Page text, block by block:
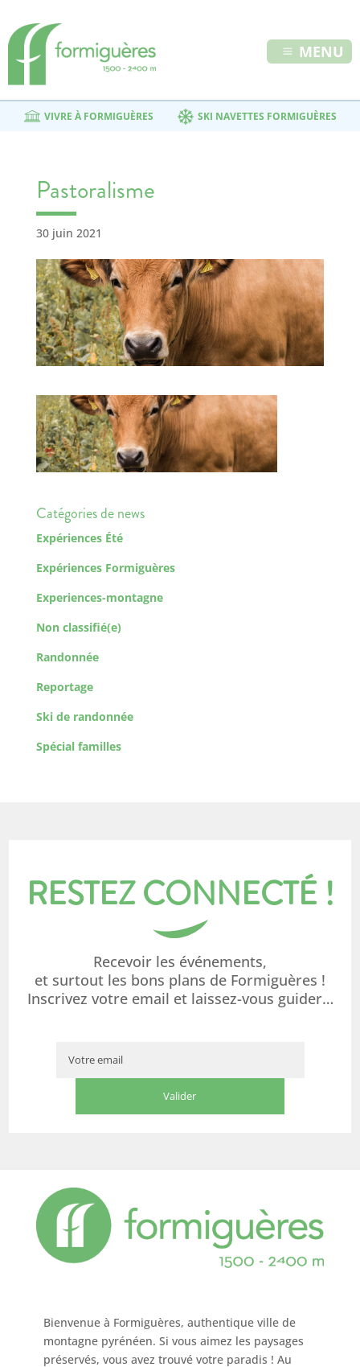
MENU
VIVRE À FORMIGUÈRES SKI NAVETTES FORMIGUÈRES
Pastoralisme
30 juin 2021
Catégories de news
Expériences Été
Expériences Formiguères
Experiences-montagne
Non classifié(e)
Randonnée
Reportage
Ski de randonnée
Spécial familles
RESTEZ CONNECTÉ !
Recevoir les événements,
et surtout les bons plans de Formiguères !
Inscrivez votre email et laissez-vous guider…
Bienvenue à Formiguères, authentique ville de
montagne pyrénéen. Si vous aimez les paysages
préservés, vous avez trouvé votre paradis ! Au